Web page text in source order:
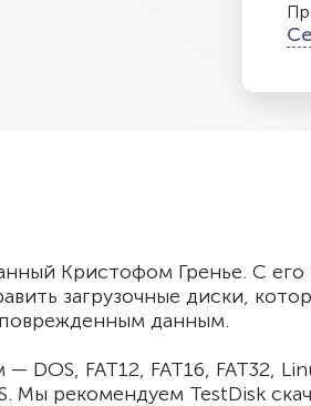
Кристофом Гренье. С
загрузочные диски,
поврежденным данным.
FAT12, FAT16, FAT32,
Мы рекомендуем TestDisk